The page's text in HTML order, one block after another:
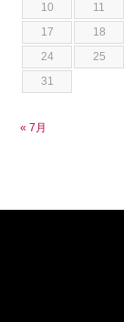
荻野 雅史
菊池 大誠
藤本 京弥
西川 諒
テスラ
トヨタ
ニッサン
フェラーリ
フォルクスワー
ポルシェ
10
11
17
18
24
25
31
« 7月